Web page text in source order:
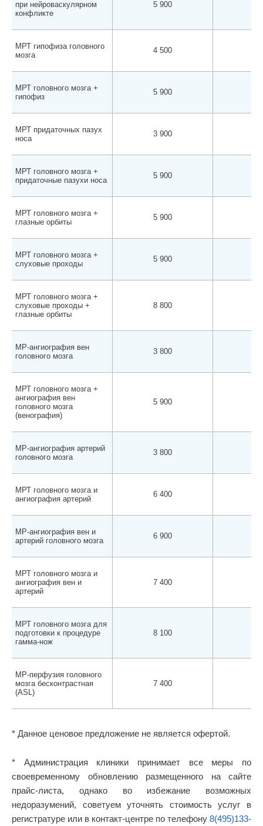
при нейроваскулярном
конфликте
5 900
МРТ гипофиза головного
мозга
4 500
МРТ головного мозга +
гипофиз
5 900
МРТ придаточных пазух
носа
3 900
МРТ головного мозга +
придаточные пазухи носа
5 900
МРТ головного мозга +
глазные орбиты
5 900
МРТ головного мозга +
слуховые проходы
5 900
МРТ головного мозга +
слуховые проходы +
глазные орбиты
8 800
МР-ангиография вен
головного мозга
3 800
МРТ головного мозга +
ангиография вен
головного мозга
(венография)
5 900
МР-ангиография артерий
головного мозга
3 800
МРТ головного мозга и
ангиография артерий
6 400
МР-ангиография вен и
артерий головного мозга
6 900
МРТ головного мозга и
ангиография вен и
артерий
7 400
МРТ головного мозга для
подготовки к процедуре
гамма-нож
8 100
МР-перфузия головного
мозга бесконтрастная
(ASL)
7 400
* Данное ценовое предложение не является офертой.
* Администрация клиники принимает все меры по
своевременному обновлению размещенного на сайте
прайс-листа, однако во избежание возможных
недоразумений, советуем уточнять стоимость услуг в
регистратуре или в контакт-центре по телефону 8(495)133-